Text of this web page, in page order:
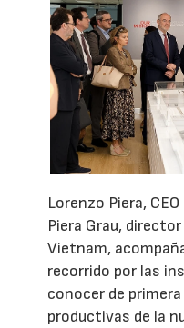
Lorenzo Piera,
Piera Grau,
Vietnam,
recorrido por las
conocer de
productivas de la